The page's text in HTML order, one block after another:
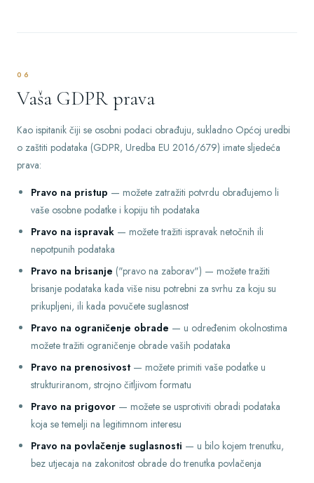
06
Vaša GDPR prava
Kao ispitanik čiji se osobni podaci obrađuju, sukladno Općoj uredbi
o zaštiti podataka (GDPR, Uredba EU 2016/679) imate sljedeća
prava:
Pravo na pristup — možete zatražiti potvrdu obrađujemo li
vaše osobne podatke i kopiju tih podataka
Pravo na ispravak — možete tražiti ispravak netočnih ili
nepotpunih podataka
Pravo na brisanje ("pravo na zaborav") — možete tražiti
brisanje podataka kada više nisu potrebni za svrhu za koju su
prikupljeni, ili kada povučete suglasnost
Pravo na ograničenje obrade — u određenim okolnostima
možete tražiti ograničenje obrade vaših podataka
Pravo na prenosivost — možete primiti vaše podatke u
strukturiranom, strojno čitljivom formatu
Pravo na prigovor — možete se usprotiviti obradi podataka
koja se temelji na legitimnom interesu
Pravo na povlačenje suglasnosti — u bilo kojem trenutku,
bez utjecaja na zakonitost obrade do trenutka povlačenja